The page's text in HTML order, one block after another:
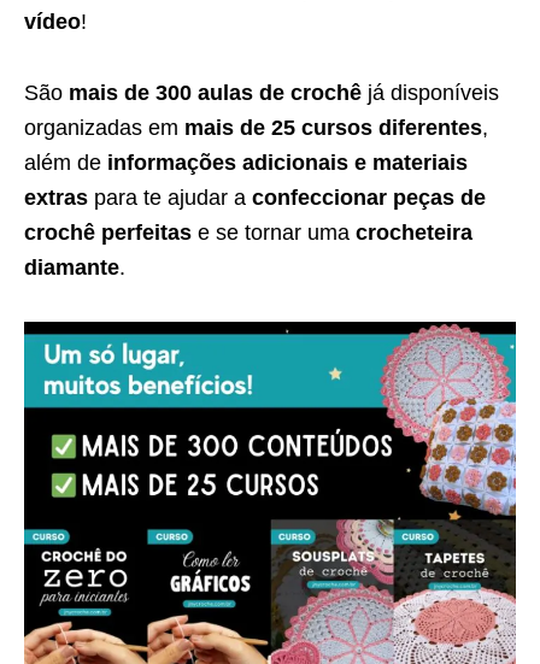
vídeo!
São mais de 300 aulas de crochê já disponíveis
organizadas em mais de 25 cursos diferentes,
além de informações adicionais e materiais
extras para te ajudar a confeccionar peças de
crochê perfeitas e se tornar uma crocheteira
diamante.